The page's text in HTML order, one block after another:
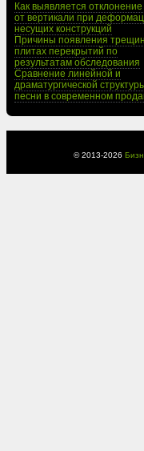
Как выявляется отклонение
от вертикали при
несущих конструкций
Причины появления
плитах перекрытий по
результатам обследования
Сравнение линейной и
драматургической
песни в современном
© 2013-2026